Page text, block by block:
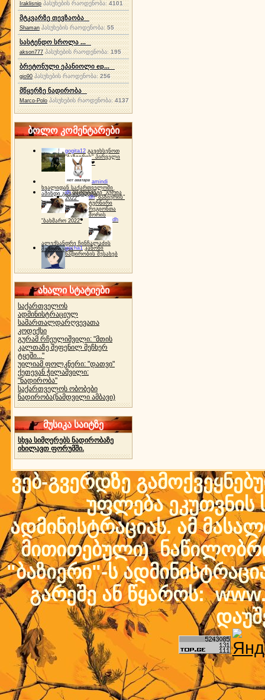
Iraklisnip პასუხების რაოდენობა: 4101
მტკვარზე თევზაობა
Shaman პასუხების რაოდენობა:55
სასტენდო სროლა ...
akson777 პასუხების რაოდენობა:195
ბრეტონული ეპანიოლი ep...
gio90 პასუხების რაოდენობა:256
მწყერზე ნადირობა
Marco-Polo პასუხების რაოდენობა:4137
ბოლო კომენტარები
gogita12 გავიხსენოთ
"ბაზიერის" პირველი
ტურნირი ❤
amindi
ხვალიდან საქართველოში
ამინდი გაუარესდება
dh სპორტინგი "გურია
2022"
dh "ბაზიერის"
ტურნირი
რეგიონთა
შორის
"ბახმარო 2022"
dh
ალექსანდრე ჩინჩალაძის
მემორიალიgocha1 კანონი
ნადირობის შესახებ
ახალი სტატიები
საქართველოს
ადმინისტრაციულ
სამართალდარღვევათა
კოდექსი
გურამ რჩეულიშვილი: "მთის
კალთაზე შეფენილ მეჩხერ
ტყეში..."
უილიამ ფოლკნერი: "დათვი"
ქეთევან ჭილაშვილი:
"ნადირობა"
საქართველოს ობობები
ნადირობა(ნამდვილი ამბავი)
მუსიკა საიტზე
სხვა სიმღერებს ნადირობაზე
იხილავთ ფორუმში.
ვებ-გვერდზე
უფლება ეკუთვნის
ადმინისტრაციას. ამ
მითითებული)
"ბაზიერი"-ს
გარეშე ან წყაროს: